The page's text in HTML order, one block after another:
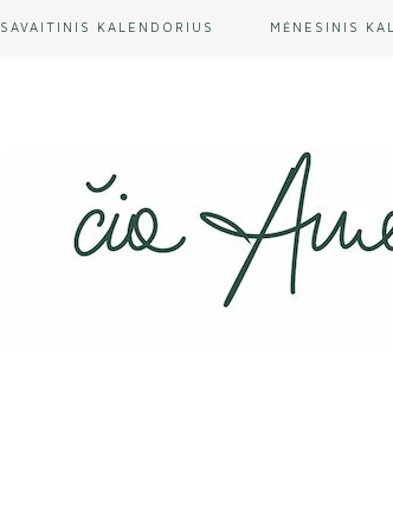
SAVAITINIS KALENDORIUS MĖNESINIS